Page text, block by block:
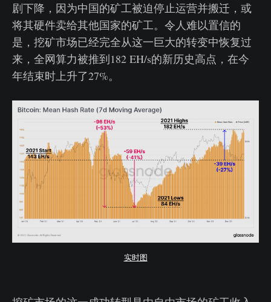
剧下降，因为中国的矿工被迫停止运营并搬迁，或
将其硬件卖给其他国家的矿工。令人难以置信的
是，挖矿市场已经完全从这一巨大的转变中恢复过
来，全网算力被推到182 EH/s的新历史高点，在今
年结束时上升了27%。
实时图